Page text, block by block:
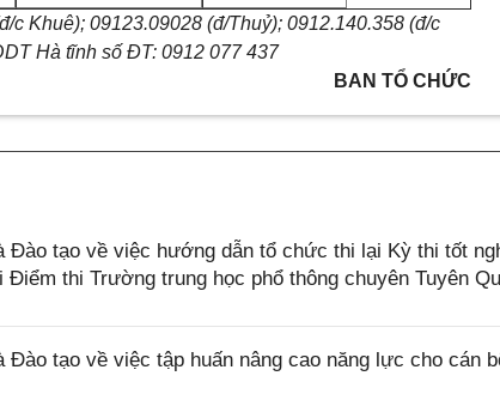
Khuê); 09123.09028 (đ/Thuỷ); 0912.140.358 (đ/c
Hà tĩnh số ĐT: 0912 077 437
BAN TỔ CHỨC
Đào tạo về việc hướng dẫn tổ chức thi lại Kỳ thi tốt
thi Trường trung học phổ thông chuyên Tuyên
Đào tạo về việc tập huấn nâng cao năng lực cho cán